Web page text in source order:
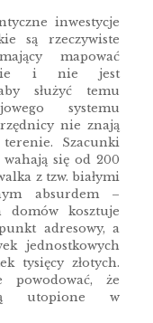
inwestycje
są rzeczywiste
mapować
i nie jest
służyć temu
systemu
nie znają
Szacunki
się od 200
z tzw. białymi
absurdem –
domów kosztuje
adresowy, a
jednostkowych
tysięcy złotych.
że
utopione w